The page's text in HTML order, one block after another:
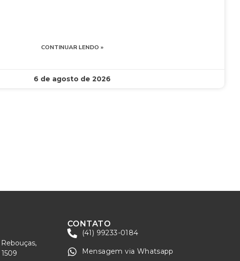
CONTINUAR LENDO »
6 de agosto de 2026
CONTATO
(41) 99233-0184
Mensagem via Whatsapp